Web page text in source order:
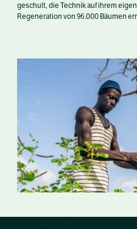
geschult, die Technik auf ihrem
Regeneration von 96.000 Bäumen